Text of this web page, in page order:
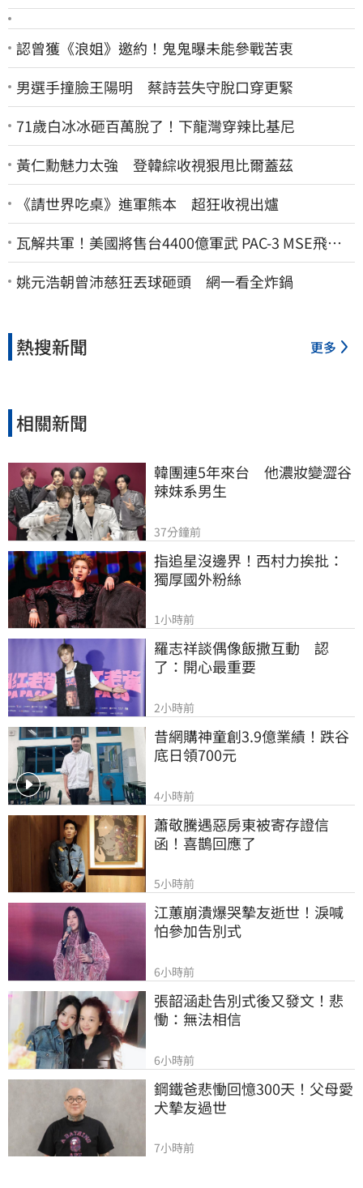
認曾獲《浪姐》邀約！鬼鬼曝未能參戰苦衷
男選手撞臉王陽明 蔡詩芸失守脫口穿更緊
71歲白冰冰砸百萬脫了！下龍灣穿辣比基尼
黃仁勳魅力太強 登韓綜收視狠甩比爾蓋茲
《請世界吃桌》進軍熊本 超狂收視出爐
瓦解共軍！美國將售台4400億軍武 PAC-3 MSE飛彈
戰力曝
姚元浩朝曾沛慈狂丟球砸頭 網一看全炸鍋
熱搜新聞 更多
相關新聞
韓團連5年來台　他濃妝變澀谷
辣妹系男生
37分鐘前
指追星沒邊界！西村力挨批：
獨厚國外粉絲
1小時前
羅志祥談偶像飯撒互動　認
了：開心最重要
2小時前
昔網購神童創3.9億業績！跌谷
底日領700元
4小時前
蕭敬騰遇惡房東被寄存證信
函！喜鵲回應了
5小時前
江蕙崩潰爆哭摯友逝世！淚喊
怕參加告別式
6小時前
張韶涵赴告別式後又發文！悲
慟：無法相信
6小時前
鋼鐵爸悲慟回憶300天！父母愛
犬摯友過世
7小時前